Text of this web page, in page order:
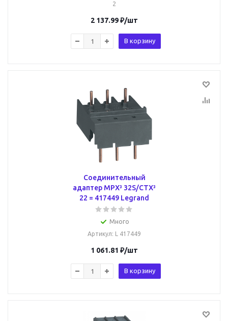
2
2 137.99₽/шт
В корзину
Соединительный
адаптер MPX³ 32S/CTX³
22 = 417449 Legrand
Много
Артикул: L 417449
1 061.81 ₽/шт
В корзину